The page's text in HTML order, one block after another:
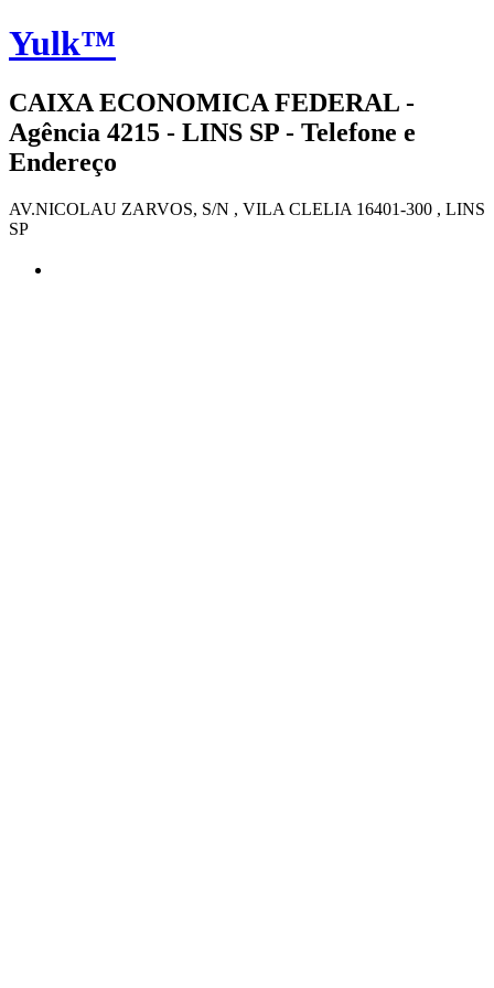
Yulk™
CAIXA ECONOMICA FEDERAL -
Agência 4215 - LINS SP - Telefone e
Endereço
AV.NICOLAU ZARVOS, S/N , VILA CLELIA 16401-300 , LINS
SP